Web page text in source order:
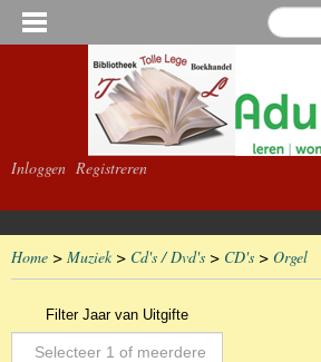
Inloggen Registreren
Home > Muziek> Cd's / Dvd's > CD's > Orgel
Filter Jaar van Uitgifte
Selecteer 1 of meerdere